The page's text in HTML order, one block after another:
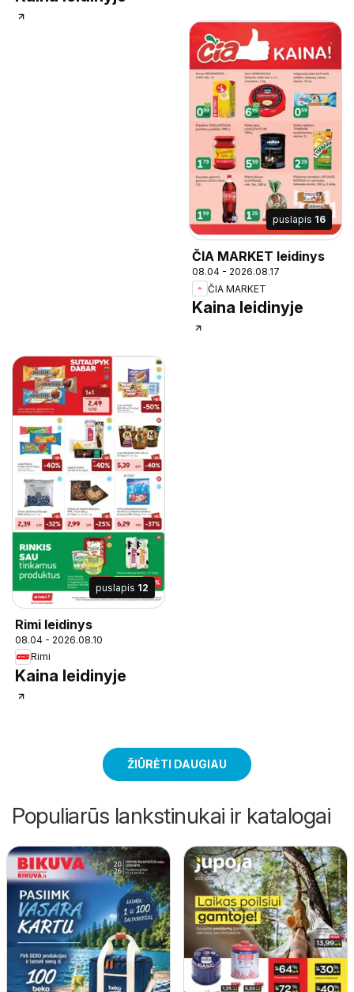
puslapis 16
ČIA MARKET leidinys
08.04 - 2026.08.17
ČIA MARKET
Kaina leidinyje
puslapis 12
Rimi leidinys
08.04 - 2026.08.10
Rimi
Kaina leidinyje
ŽIŪRĖTI DAUGIAU
Populiarūs lankstinukai ir katalogai